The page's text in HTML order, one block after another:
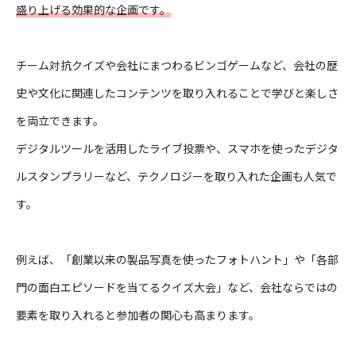
盛り上げる効果的な企画です。
チーム対抗クイズや会社にまつわるビンゴゲームなど、会社の歴
史や文化に関連したコンテンツを取り入れることで学びと楽しさ
を両立できます。
デジタルツールを活用したライブ投票や、スマホを使ったデジタ
ルスタンプラリーなど、テクノロジーを取り入れた企画も人気で
す。
例えば、「創業以来の製品写真を使ったフォトハント」や「各部
門の面白エピソードを当てるクイズ大会」など、会社ならではの
要素を取り入れると参加者の関心も高まります。